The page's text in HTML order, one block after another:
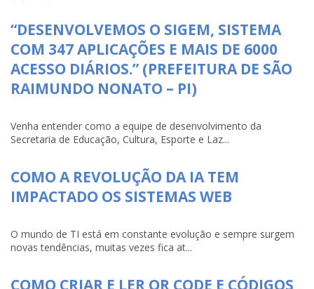
“DESENVOLVEMOS O SIGEM, SISTEMA
COM 347 APLICAÇÕES E MAIS DE 6000
ACESSO DIÁRIOS.” (PREFEITURA DE SÃO
RAIMUNDO NONATO – PI)
Venha entender como a equipe de desenvolvimento da
Secretaria de Educação, Cultura, Esporte e Laz...
COMO A REVOLUÇÃO DA IA TEM
IMPACTADO OS SISTEMAS WEB
O mundo de TI está em constante evolução e sempre surgem
novas tendências, muitas vezes fica at...
COMO CRIAR E LER QR CODE E CÓDIGOS